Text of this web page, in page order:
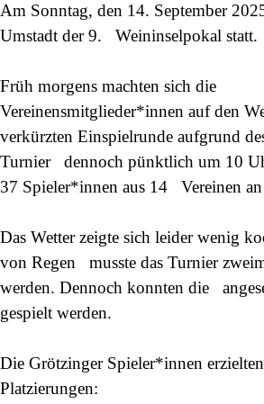
Am Sonntag, den 14. September
Umstadt der 9. Weininselpokal statt.
Früh morgens machten sich die
Vereinensmitglieder*innen auf den
verkürzten Einspielrunde aufgrund
Turnier dennoch pünktlich um 10
37 Spieler*innen aus 14 Vereinen an
Das Wetter zeigte sich leider wenig
von Regen musste das Turnier
werden. Dennoch konnten die
gespielt werden.
Die Grötzinger Spieler*innen
Platzierungen: